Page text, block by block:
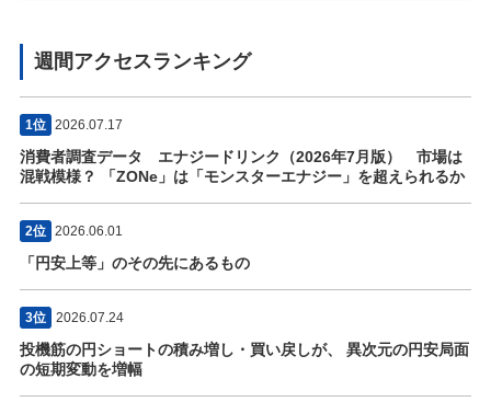
週間アクセスランキング
1位 2026.07.17
消費者調査データ エナジードリンク（2026年7月版） 市場は
混戦模様？ 「ZONe」は「モンスターエナジー」を超えられるか
2位 2026.06.01
「円安上等」のその先にあるもの
3位 2026.07.24
投機筋の円ショートの積み増し・買い戻しが、 異次元の円安局面
の短期変動を増幅